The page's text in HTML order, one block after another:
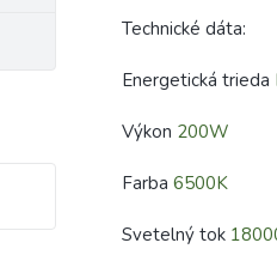
Technické dáta:
Energetická trieda
Výkon 200W
Farba 6500K
Svetelný tok